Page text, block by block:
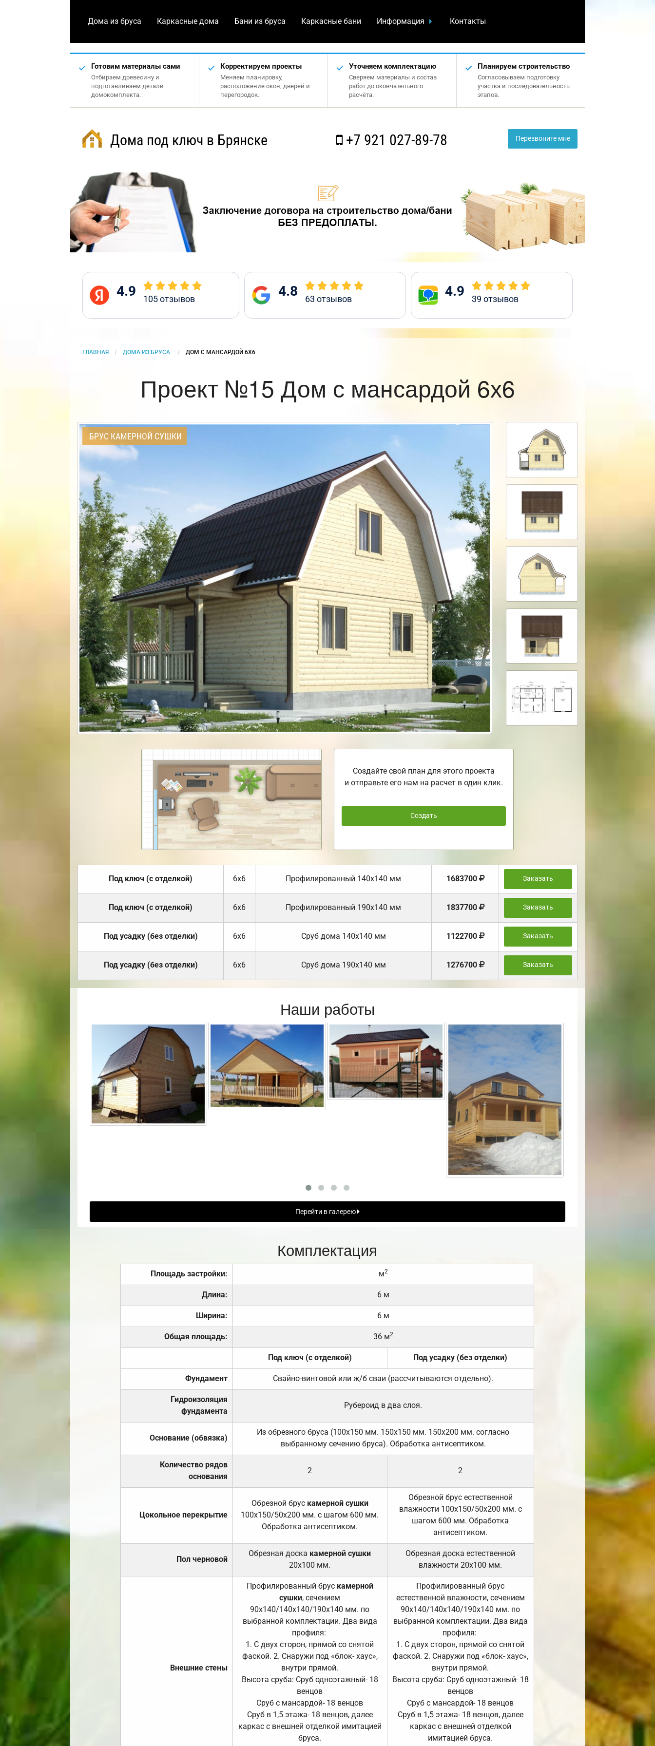
Дома из бруса Каркасные дома Бани из бруса Каркасные бани Информация Контакты
Готовим материалы сами
Отбираем древесину и
подготавливаем детали
домокомплекта.
Корректируем проекты
Меняем планировку,
расположение окон, дверей и
перегородок.
Уточняем комплектацию
Сверяем материалы и состав
работ до окончательного
расчёта.
Планируем строительство
Согласовываем подготовку
участка и последовательность
этапов.
Дома под ключ в Брянске +7 921 027-89-78 Перезвоните мне
4.9 105отзывов 4.8 63 отзывов 4.9 39 отзывов
ГЛАВНАЯ ДОМА ИЗ БРУСА CURRENT:
ДОМ С МАНСАРДОЙ 6Х6
Проект №15 Дом с мансардой 6х6
БРУС КАМЕРНОЙ СУШКИ
Создайте свой план для этого проекта
и отправьте его нам на расчет в один клик.
Создать
Под ключ (с отделкой) 6х6 Профилированный 140х140 мм 1683700 Заказать
Под ключ (с отделкой) 6х6 Профилированный 190х140 мм 1837700 Заказать
Под усадку (без отделки) 6х6 Cруб дома 140х140 мм 1122700 Заказать
Под усадку (без отделки) 6х6 Cруб дома 190х140 мм 1276700 Заказать
Наши работы
Перейти в галерею
Комплектация
Площадь застройки: м2
Длина: 6 м
Ширина: 6 м
Общая площадь: 36 м2
Под ключ (с отделкой) Под усадку (без отделки)
Фундамент Свайно-винтовой или ж/б сваи (рассчитываются отдельно).
Гидроизоляция
фундамента
Рубероид в два слоя.
Основание (обвязка)
Из обрезного бруса (100х150 мм. 150х150 мм. 150х200 мм. согласно
выбранному сечению бруса). Обработка антисептиком.
Количество рядов
основания
2 2
Цокольное перекрытие
Обрезной брус камерной сушки
100х150/50х200 мм. с шагом 600 мм.
Обработка антисептиком.
Обрезной брус естественной
влажности 100х150/50х200 мм. с
шагом 600 мм. Обработка
антисептиком.
Пол черновой
Обрезная доска камерной сушки
20х100 мм.
Обрезная доска естественной
влажности 20х100 мм.
Внешние стены
Профилированный брус камерной
сушки, сечением
90х140/140х140/190х140 мм. по
выбранной комплектации. Два вида
профиля:
1. С двух сторон, прямой со снятой
фаской. 2. Снаружи под «блок- хаус»,
внутри прямой.
Высота сруба: Сруб одноэтажный- 18
венцов
Сруб с мансардой- 18 венцов
Сруб в 1,5 этажа- 18 венцов, далее
каркас с внешней отделкой имитацией
бруса.
Профилированный брус
естественной влажности, сечением
90х140/140х140/190х140 мм. по
выбранной комплектации. Два вида
профиля:
1. С двух сторон, прямой со снятой
фаской. 2. Снаружи под «блок- хаус»,
внутри прямой.
Высота сруба: Сруб одноэтажный- 18
венцов
Сруб с мансардой- 18 венцов
Сруб в 1,5 этажа- 18 венцов, далее
каркас с внешней отделкой
имитацией бруса.